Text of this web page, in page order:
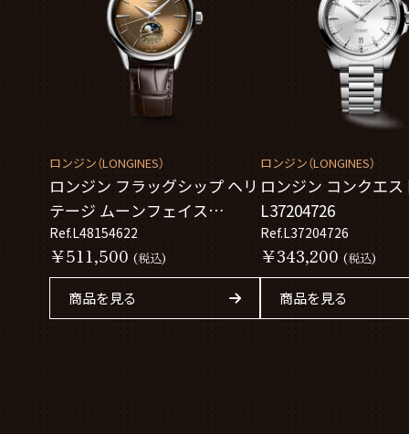
ロンジン（LONGINES）
ロンジン フラッグシップ ヘリ
テージ ムーンフェイス
L48154622
Ref.L48154622
￥511,500 (税込)
商品を見る
ロンジン（LONGINES）
ロンジン コンクエス
L37204726
Ref.L37204726
￥343,200 (税込)
商品を見る